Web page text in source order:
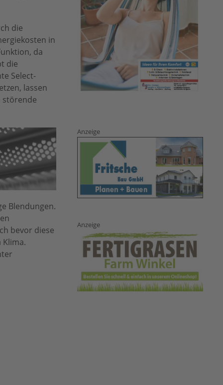
die
in
da
die
Select-
lassen
störende
Blendungen.
bevor diese
Anzeige
Anzeige